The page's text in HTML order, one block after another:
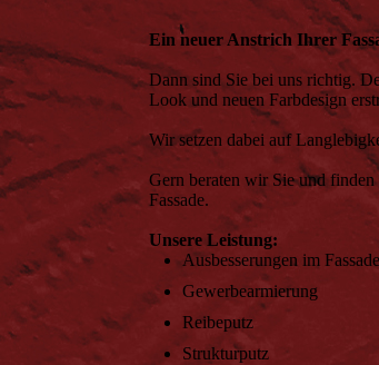
Ein neuer Anstrich Ihrer
Dann sind Sie bei uns richtig.
Look und neuen Farbdesign
Wir setzen dabei auf
Gern beraten wir Sie und finden
Fassade.
Unsere Leistung:
Ausbesserungen im
Gewerbearmierung
Reibeputz
Strukturputz